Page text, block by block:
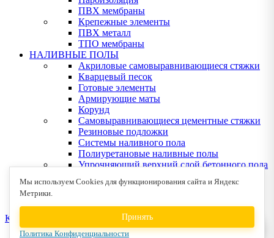
ПВХ мембраны
Крепежные элементы
ПВХ металл
ТПО мембраны
НАЛИВНЫЕ ПОЛЫ
Акриловые самовыравнивающиеся стяжки
Кварцевый песок
Готовые элементы
Армирующие маты
Корунд
Самовыравнивающиеся цементные стяжки
Резиновые подложки
Системы наливного пола
Полиуретановые наливные полы
Упрочняющий верхний слой бетонного пола
Клея для деревянных полов
КОНТАКТЫ
Мы используем Cookies для функционирования сайта и Яндекс
Метрики.
Принять
Политика Конфиденциальности